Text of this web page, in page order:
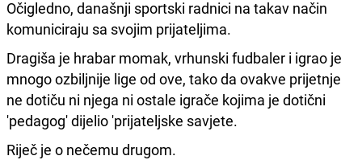
Očigledno, današnji sportski radnici na takav način
komuniciraju sa svojim prijateljima.
Dragiša je hrabar momak, vrhunski fudbaler i igrao je
mnogo ozbiljnije lige od ove, tako da ovakve prijetnje
ne dotiču ni njega ni ostale igrače kojima je dotični
'pedagog' dijelio 'prijateljske savjete.
Riječ je o nečemu drugom.